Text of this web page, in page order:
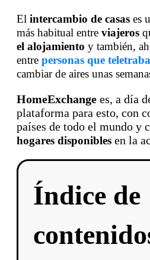
El intercambio de casas es
más habitual entre viajeros
el alojamiento y también,
entre personas que
cambiar de aires unas
HomeExchange es, a día
plataforma para esto, con
países de todo el mundo y
hogares disponibles en la
Índice de